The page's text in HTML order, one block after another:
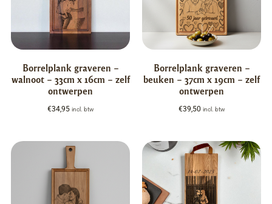
Borrelplank graveren –
walnoot – 33cm x 16cm – zelf
ontwerpen
€34,95 incl. btw
Borrelplank graveren –
beuken – 37cm x 19cm – zelf
ontwerpen
€39,50 incl. btw